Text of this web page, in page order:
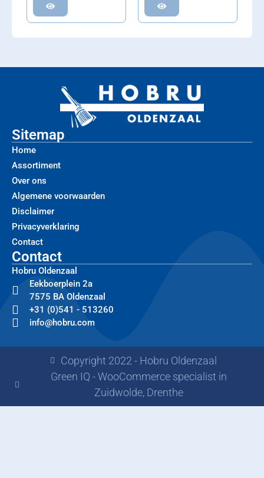
Sitemap
Home
Assortiment
Over ons
Algemene voorwaarden
Disclaimer
Privacyverklaring
Contact
Contact
Hobru Oldenzaal
Eekboerplein 2a
7575 BA Oldenzaal
+31 (0)541 - 513260
info@hobru.com
Copyright 2022 - Hobru Oldenzaal
Green IQ - WooCommerce specialist in
Zuidwolde, Drenthe